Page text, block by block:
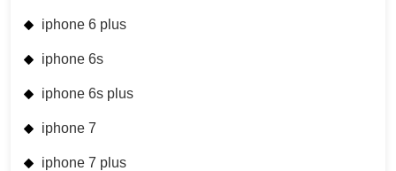
iphone 6 plus
iphone 6s
iphone 6s plus
iphone 7
iphone 7 plus